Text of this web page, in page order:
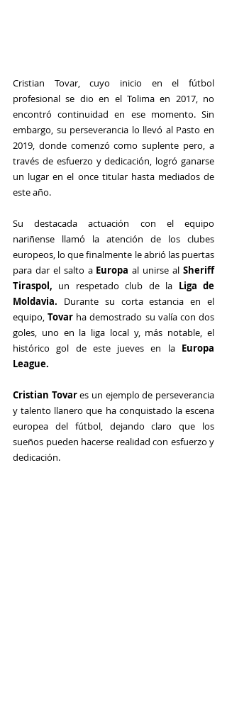
Cristian Tovar, cuyo inicio en el fútbol
profesional se dio en el Tolima en 2017, no
encontró continuidad en ese momento. Sin
embargo, su perseverancia lo llevó al Pasto en
2019, donde comenzó como suplente pero, a
través de esfuerzo y dedicación, logró ganarse
un lugar en el once titular hasta mediados de
este año.
Su destacada actuación con el equipo
nariñense llamó la atención de los clubes
europeos, lo que finalmente le abrió las puertas
para dar el salto a Europa al unirse al Sheriff
Tiraspol, un respetado club de la Liga de
Moldavia. Durante su corta estancia en el
equipo, Tovar ha demostrado su valía con dos
goles, uno en la liga local y, más notable, el
histórico gol de este jueves en la Europa
League.
Cristian Tovar es un ejemplo de perseverancia
y talento llanero que ha conquistado la escena
europea del fútbol, ​​dejando claro que los
sueños pueden hacerse realidad con esfuerzo y
dedicación.